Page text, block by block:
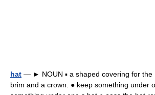
hat — ► NOUN ▪ a shaped covering for the
brim and a crown. ● keep something under